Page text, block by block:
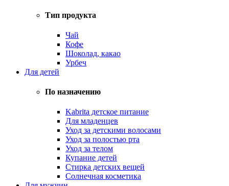
Тип продукта
Чай
Кофе
Шоколад, какао
Урбеч
Для детей
По назначению
Kabrita детское питание
Для младенцев
Уход за детскими волосами
Уход за полостью рта
Уход за телом
Купание детей
Стирка детских вещей
Солнечная косметика